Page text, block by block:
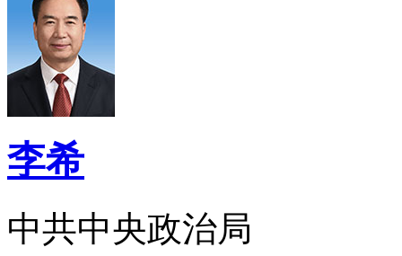
李希
中共中央政治局